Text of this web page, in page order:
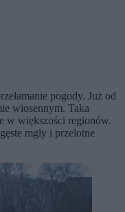
pogody. Już od
wiosennym. Taka
w większości regionów.
mgły i przelotne